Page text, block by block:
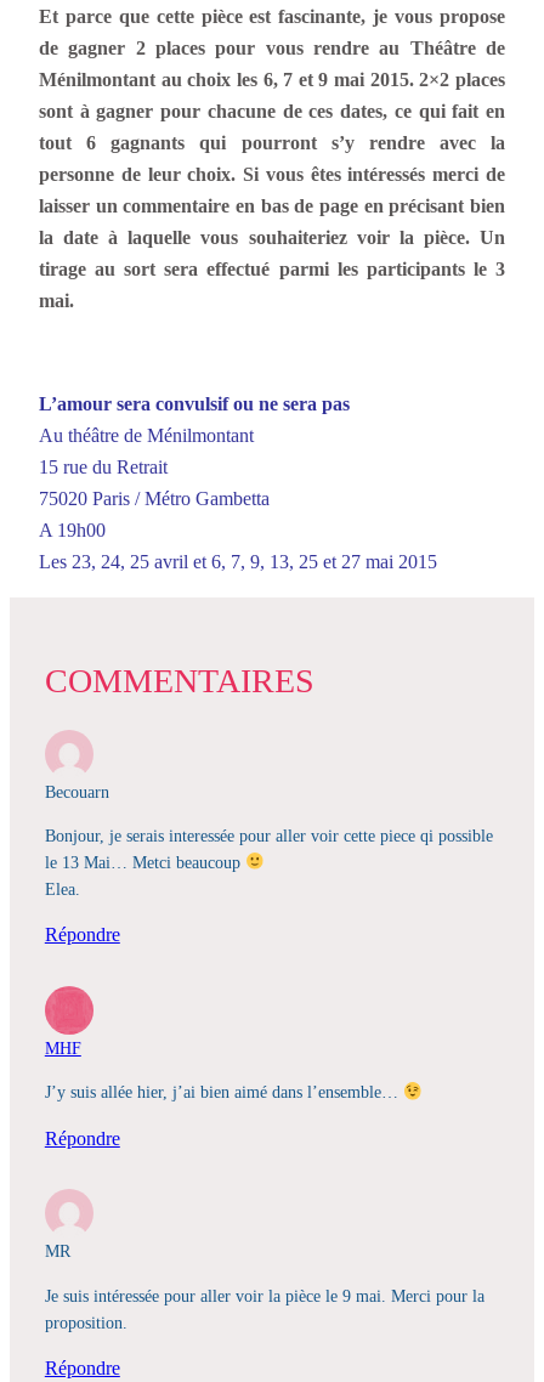
Et parce que cette pièce est fascinante, je vous propose
de gagner 2 places pour vous rendre au Théâtre de
Ménilmontant au choix les 6, 7 et 9 mai 2015. 2×2 places
sont à gagner pour chacune de ces dates, ce qui fait en
tout 6 gagnants qui pourront s’y rendre avec la
personne de leur choix. Si vous êtes intéressés merci de
laisser un commentaire en bas de page en précisant bien
la date à laquelle vous souhaiteriez voir la pièce. Un
tirage au sort sera effectué parmi les participants le 3
mai.
L’amour sera convulsif ou ne sera pas
Au théâtre de Ménilmontant
15 rue du Retrait
75020 Paris / Métro Gambetta
A 19h00
Les 23, 24, 25 avril et 6, 7, 9, 13, 25 et 27 mai 2015
COMMENTAIRES
Becouarn
Bonjour, je serais interessée pour aller voir cette piece qi possible
le 13 Mai… Metci beaucoup
Elea.
Répondre
MHF
J’y suis allée hier, j’ai bien aimé dans l’ensemble…
Répondre
MR
Je suis intéressée pour aller voir la pièce le 9 mai. Merci pour la
proposition.
Répondre